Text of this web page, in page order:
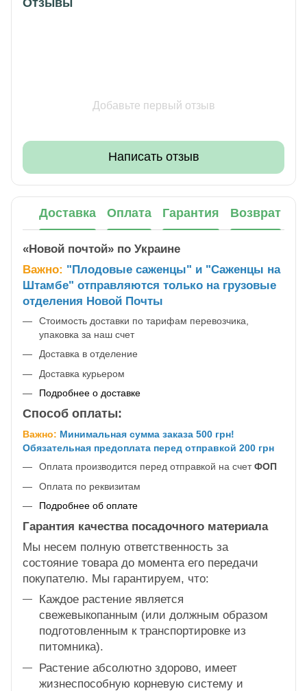
Добавьте первый отзыв
Написать отзыв
Доставка Оплата Гарантия Возврат
«Новой почтой» по Украине
Важно: "Плодовые саженцы" и "Саженцы на
Штамбе" отправляются только на грузовые
отделения Новой Почты
Стоимость доставки по тарифам перевозчика,
упаковка за наш счет
Доставка в отделение
Доставка курьером
Подробнее о доставке
Способ оплаты:
Важно: Минимальная сумма заказа 500 грн!
Обязательная предоплата перед отправкой 200 грн
Оплата производится перед отправкой на счетФОП
Оплата по реквизитам
Подробнее об оплате
Гарантия качества посадочного материала
Мы несем полную ответственность за
состояние товара до момента его передачи
покупателю. Мы гарантируем, что:
Каждое растение является
свежевыкопанным (или должным образом
подготовленным к транспортировке из
питомника).
Растение абсолютно здорово, имеет
жизнеспособную корневую систему и